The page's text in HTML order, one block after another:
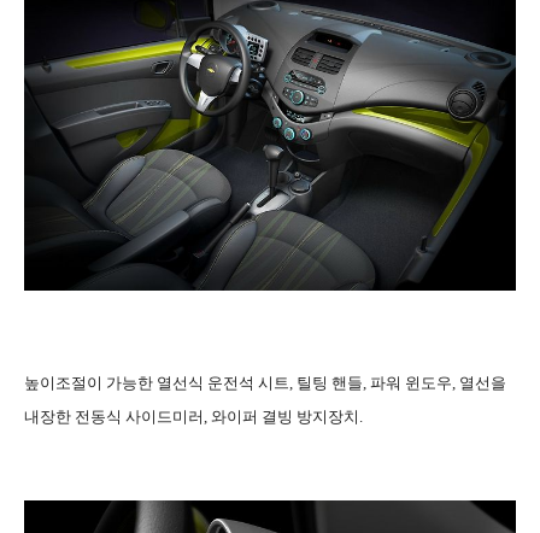
높이조절이 가능한 열선식 운전석 시트, 틸팅 핸들, 파워 윈도우, 열선을
내장한 전동식 사이드미러, 와이퍼 결빙 방지장치.